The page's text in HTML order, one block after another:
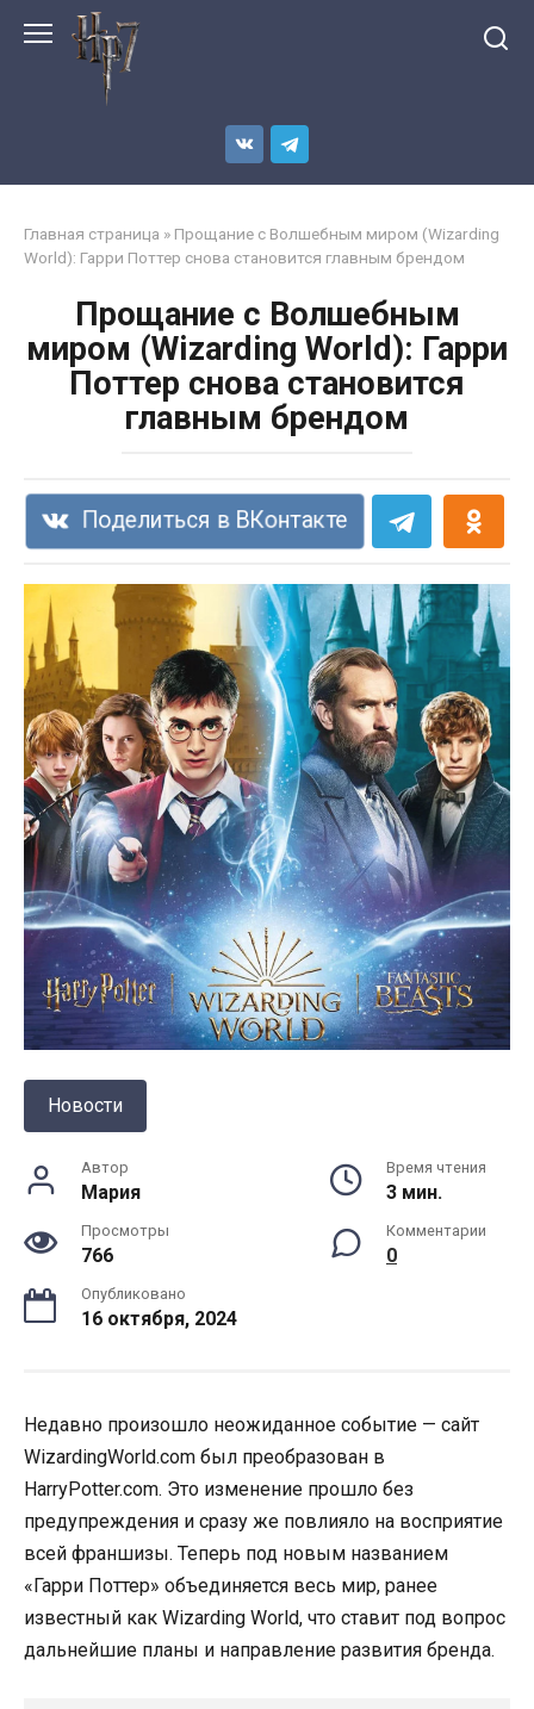
Главная страница » Прощание с Волшебным миром (Wizarding
World): Гарри Поттер снова становится главным брендом
Прощание с Волшебным
миром (Wizarding World): Гарри
Поттер снова становится
главным брендом
Поделиться в ВКонтакте
Новости
Автор
Мария
Время чтения
3 мин.
Просмотры
766
Комментарии
0
Опубликовано
16 октября, 2024
Недавно произошло неожиданное событие — сайт
WizardingWorld.com был преобразован в
HarryPotter.com. Это изменение прошло без
предупреждения и сразу же повлияло на восприятие
всей франшизы. Теперь под новым названием
«Гарри Поттер» объединяется весь мир, ранее
известный как Wizarding World, что ставит под вопрос
дальнейшие планы и направление развития бренда.